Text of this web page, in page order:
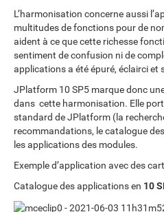
L’harmonisation concerne aussi
multitudes de fonctions pour de
aident à ce que cette richesse
sentiment de confusion ni de
applications a été épuré, éclairci et
JPlatform 10 SP5 marque donc
dans cette harmonisation. Elle
standard de JPlatform (la
recommandations, le catalogue
les applications des modules.
Exemple d’application avec des
Catalogue des applications en 10